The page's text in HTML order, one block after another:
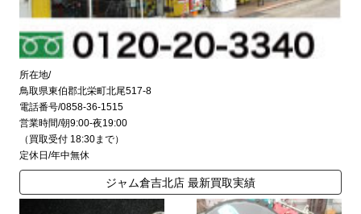
所在地/
鳥取県東伯郡北栄町北尾517-8
電話番号/0858-36-1515
営業時間/朝9:00-夜19:00
（買取受付 18:30まで）
定休日/年中無休
ジャム倉吉北店 最新買取実績